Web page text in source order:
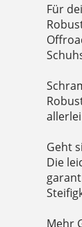
Für
Geht
Die
Mehr